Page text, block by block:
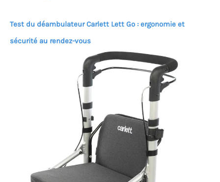
Test du déambulateur Carlett Lett Go : ergonomie et
sécurité au rendez-vous